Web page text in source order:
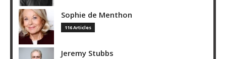
Sophie de Menthon
116 Articles
Jeremy Stubbs